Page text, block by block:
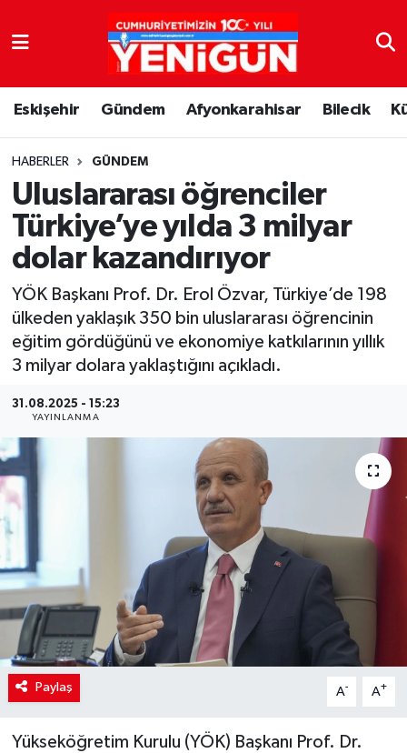
Eskişehir Gündem Afyonkarahisar Bilecik
HABERLER GÜNDEM
Uluslararası öğrenciler
Türkiye’ye yılda 3 milyar
dolar kazandırıyor
YÖK Başkanı Prof. Dr. Erol Özvar, Türkiye’de 198
ülkeden yaklaşık 350 bin uluslararası öğrencinin
eğitim gördüğünü ve ekonomiye katkılarının yıllık
3 milyar dolara yaklaştığını açıkladı.
31.08.2025 - 15:23
YAYINLANMA
Paylaş A- A+
Yükseköğretim Kurulu (YÖK) Başkanı Prof. Dr.
Nöbetçi Eczaneler
Hava Durumu
Trafik Durumu
Süper Lig Puan Durumu ve Fikstür
Tüm Manşetler
Son Dakika Haberleri
Haber Arşivi